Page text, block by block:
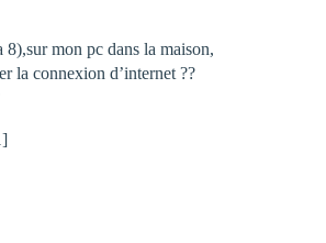
mon pc dans la maison,
la connexion d’internet ??